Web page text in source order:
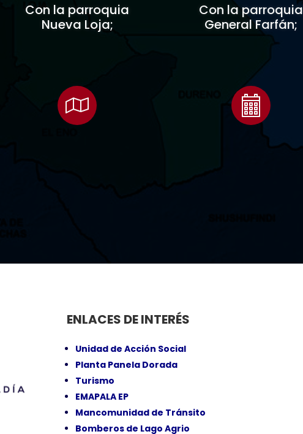
Con la parroquia
Nueva Loja;
Con la parroquia
General Farfán;
ENLACES DE INTERÉS
Unidad de Acción Social
Planta Panela Dorada
Turismo
EMAPALA EP
Mancomunidad de Tránsito
Bomberos de Lago Agrio